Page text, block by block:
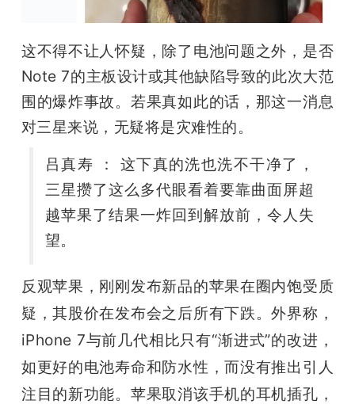
这不得不让人怀疑，除了电池问题之外，是否
Note 7的主板设计或其他缺陷导致的此次大范
围的爆炸事故。若果真如此的话，那这一消息
对三星来说，无疑将是灾难性的。
吕真寿 ： 这下真的洗也洗不干净了，
三星攒了这么多代眼看着要靠曲面屏超
越苹果了结果一炸回到解放前，令人失
望。
反观苹果，刚刚发布新品的苹果在圈内饱受质
疑，其股价在发布会之后所有下跌。外界称，
iPhone 7与前几代相比只有“渐进式”的改进，
如更好的电池寿命和防水性，而没有推出引人
注目的新功能。苹果取消该手机的耳机插孔，